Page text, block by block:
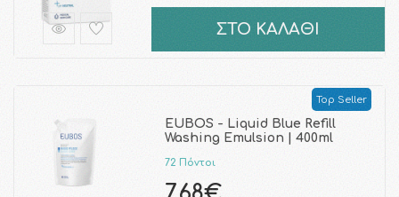
ΣΤΟ ΚΑΛΑΘΙ
Top Seller
EUBOS - Liquid Blue Refill
Washing Emulsion | 400ml
72 Πόντοι